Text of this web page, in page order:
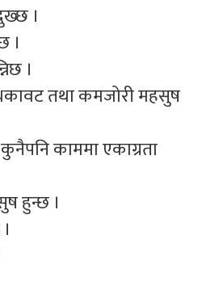
।
।
।
तथा कमजोरी महसुष
काममा एकाग्रता
हुन्छ ।